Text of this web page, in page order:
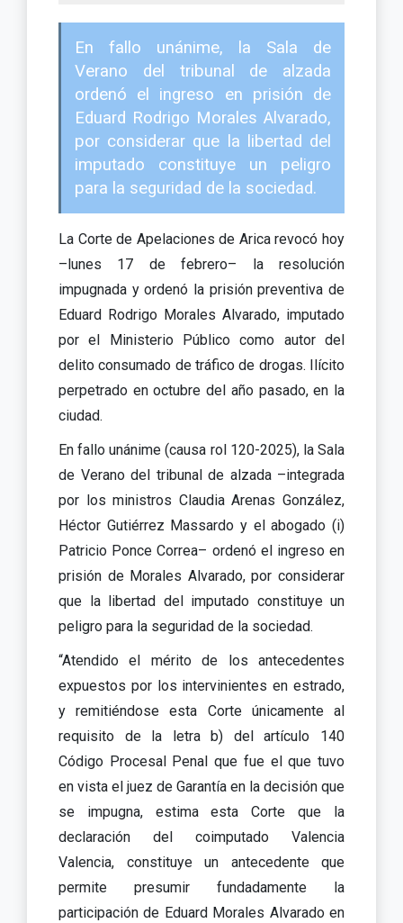
En fallo unánime, la Sala de
Verano del tribunal de alzada
ordenó el ingreso en prisión de
Eduard Rodrigo Morales Alvarado,
por considerar que la libertad del
imputado constituye un peligro
para la seguridad de la sociedad.
La Corte de Apelaciones de Arica revocó hoy
–lunes 17 de febrero– la resolución
impugnada y ordenó la prisión preventiva de
Eduard Rodrigo Morales Alvarado, imputado
por el Ministerio Público como autor del
delito consumado de tráfico de drogas. Ilícito
perpetrado en octubre del año pasado, en la
ciudad.
En fallo unánime (causa rol 120-2025), la Sala
de Verano del tribunal de alzada –integrada
por los ministros Claudia Arenas González,
Héctor Gutiérrez Massardo y el abogado (i)
Patricio Ponce Correa– ordenó el ingreso en
prisión de Morales Alvarado, por considerar
que la libertad del imputado constituye un
peligro para la seguridad de la sociedad.
“Atendido el mérito de los antecedentes
expuestos por los intervinientes en estrado,
y remitiéndose esta Corte únicamente al
requisito de la letra b) del artículo 140
Código Procesal Penal que fue el que tuvo
en vista el juez de Garantía en la decisión que
se impugna, estima esta Corte que la
declaración del coimputado Valencia
Valencia, constituye un antecedente que
permite presumir fundadamente la
participación de Eduard Morales Alvarado en